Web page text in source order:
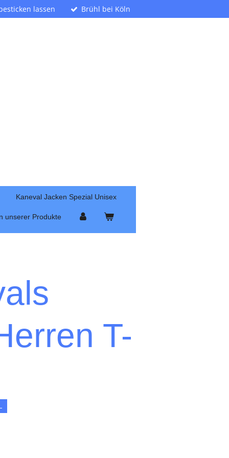
lassen Brühl bei Köln
Kaneval Jacken Spezial Unisex
unserer Produkte
T-